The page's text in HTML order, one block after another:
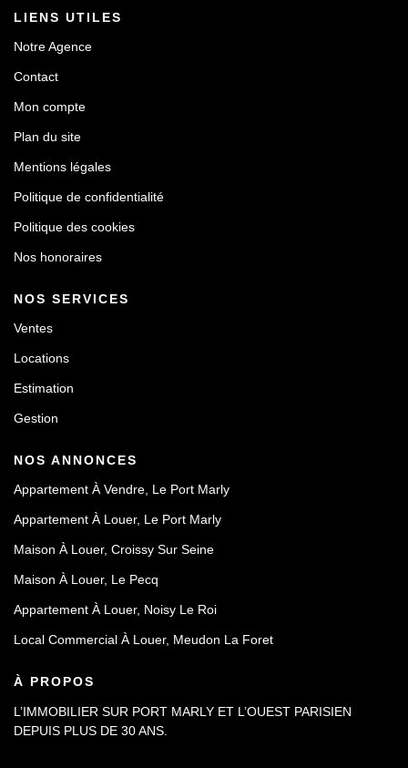
LIENS UTILES
Notre Agence
Contact
Mon compte
Plan du site
Mentions légales
Politique de confidentialité
Politique des cookies
Nos honoraires
NOS SERVICES
Ventes
Locations
Estimation
Gestion
NOS ANNONCES
Appartement À Vendre, Le Port Marly
Appartement À Louer, Le Port Marly
Maison À Louer, Croissy Sur Seine
Maison À Louer, Le Pecq
Appartement À Louer, Noisy Le Roi
Local Commercial À Louer, Meudon La Foret
À PROPOS
L’IMMOBILIER SUR PORT MARLY ET L’OUEST PARISIEN
DEPUIS PLUS DE 30 ANS.